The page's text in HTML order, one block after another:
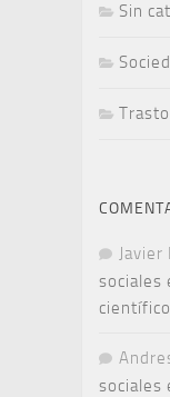
Sin
Javier
sociales
sociales